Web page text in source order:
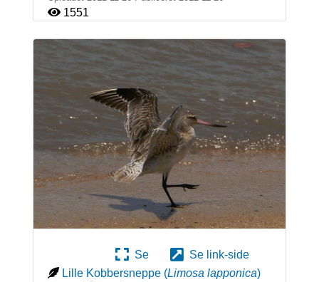
1551
Se
Se link-side
Lille Kobbersneppe (Limosa lapponica)